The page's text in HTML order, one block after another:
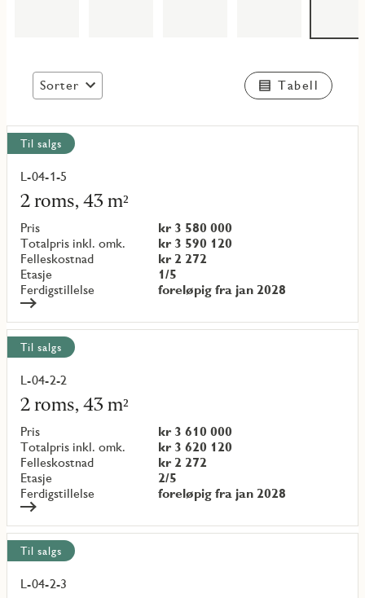
Sorter Tabell
Vis
alle
objekt
Til salgs
L-04-1-5
2 roms, 43 m²
Pris
kr 3 580 000
Totalpris inkl. omk.
kr 3 590 120
Felleskostnad
kr 2 272
Etasje
1/5
Ferdigstillelse
foreløpig fra jan 2028
Les
mer
om
objekt
{objectNumber}
Til salgs
L-04-2-2
2 roms, 43 m²
Pris
kr 3 610 000
Totalpris inkl. omk.
kr 3 620 120
Felleskostnad
kr 2 272
Etasje
2/5
Ferdigstillelse
foreløpig fra jan 2028
Les
mer
om
objekt
{objectNumber}
Til salgs
L-04-2-3
Les